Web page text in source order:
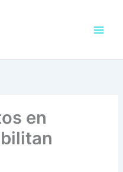
en